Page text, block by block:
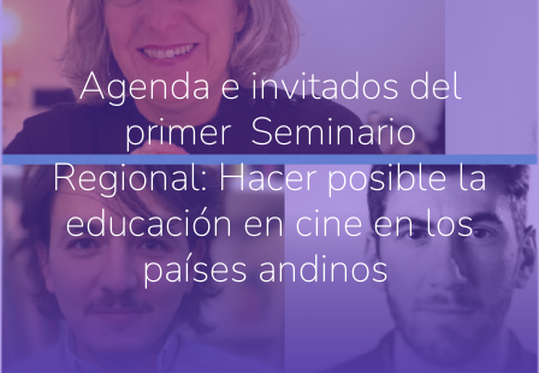
Agenda e invitados del
primer Seminario
Regional: Hacer posible la
educación en cine en los
países andinos